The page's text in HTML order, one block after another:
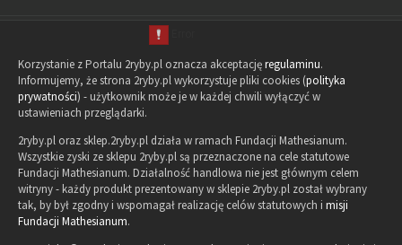
Korzystanie z Portalu 2ryby.pl oznacza akceptacjęregulaminu.
Informujemy, że strona 2ryby.pl wykorzystuje pliki cookies (polityka
prywatności) - użytkownik może je w każdej chwili wyłączyć w
ustawieniach przeglądarki.
2ryby.pl oraz sklep.2ryby.pl działa w ramach Fundacji Mathesianum.
Wszystkie zyski ze sklepu 2ryby.pl są przeznaczone na cele statutowe
Fundacji Mathesianum. Działalność handlowa nie jest głównym celem
witryny - każdy produkt prezentowany w sklepie 2ryby.pl został wybrany
tak, by był zgodny i wspomagał realizację celów statutowych i misji
Fundacji Mathesianum.